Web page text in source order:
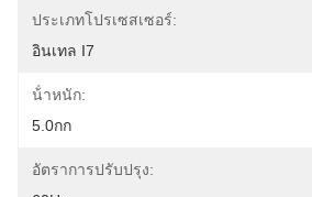
ประเภทโปรเซสเซอร์:
อินเทล I7
น้ําหนัก:
5.0กก
อัตราการปรับปรุง: